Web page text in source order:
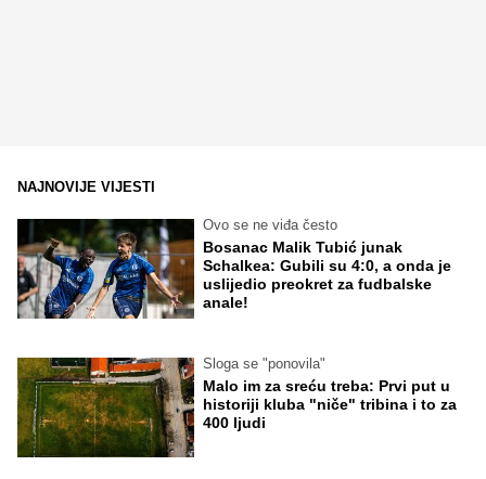
NAJNOVIJE VIJESTI
Ovo se ne viđa često
Bosanac Malik Tubić junak
Schalkea: Gubili su 4:0, a onda je
uslijedio preokret za fudbalske
anale!
Sloga se "ponovila"
Malo im za sreću treba: Prvi put u
historiji kluba "niče" tribina i to za
400 ljudi